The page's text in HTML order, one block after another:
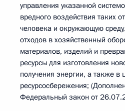
управления указанной
вредного воздействия таких
человека и окружающую
отходов в хозяйственный
материалов, изделий и
ресурсы для изготовления
получения энергии, а также в
ресурсосбережения;
Федеральный закон от